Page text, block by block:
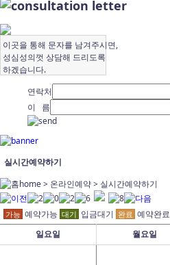
이곳을 통해 문자를 남겨주시면,
성심성의껏 상담해 드리도록
하겠습니다.
연락처
이 름
실시간예약하기
home > 온라인예약 > 실시간예약하기
가능 예약가능 대기 입금대기 완료
예약완료
일요일
월요일